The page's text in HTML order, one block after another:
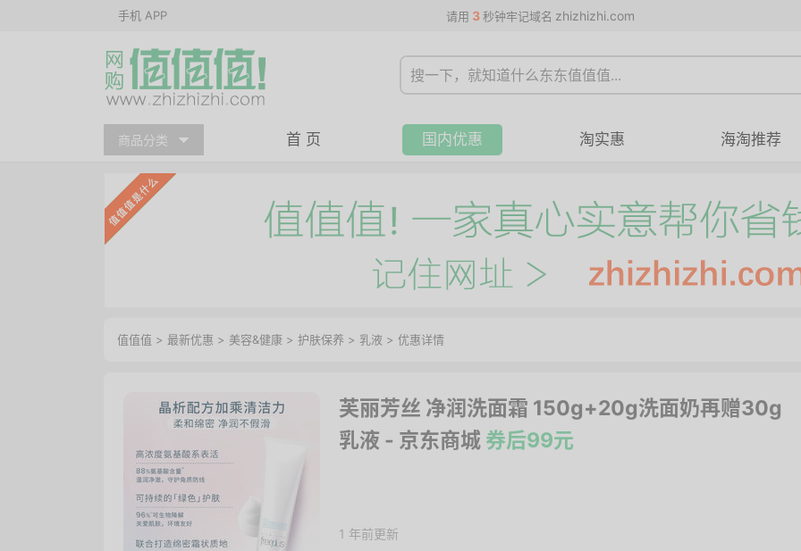
手机 APP 请用 3 秒钟牢记域名 zhizhizhi.com
商品分类 首 页 国内优惠 淘实惠 海淘推荐
值值值 > 最新优惠 > 美容&健康 > 护肤保养 > 乳液 > 优惠详情
芙丽芳丝 净润洗面霜 150g+20g洗面奶再赠30g
乳液 - 京东商城 券后99元
1 年前更新